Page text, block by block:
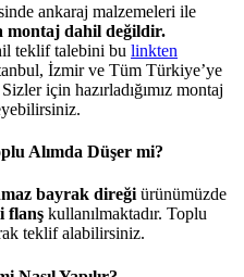
ankaraj malzemeleri ile
montaj dahil değildir.
teklif talebini bu linkten
İzmir ve Tüm Türkiye’ye
için hazırladığımız montaj
Alımda Düşer mi?
bayrak direği ürünümüzde
flanş kullanılmaktadır. Toplu
teklif alabilirsiniz.